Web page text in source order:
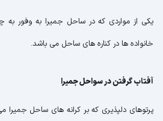
یکی از مواردی که در ساحل جمیرا به وفور
خانواده ها در کناره های ساحل می باشد.
آفتاب گرفتن در سواحل جمیرا
پرتوهای دلپذیری که بر کرانه های ساحل جمیرا